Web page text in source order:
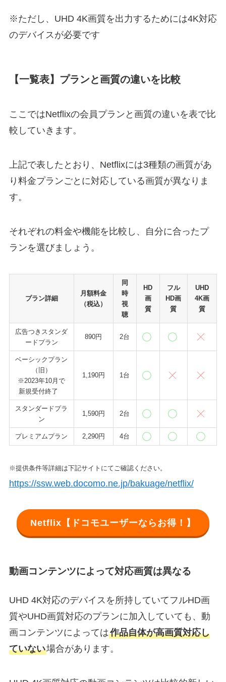
※ただし、UHD 4K画質を出力するためには4K対応
のデバイスが必要です
【一覧表】プランと画質の違いを比較
ここではNetflixの会員プランと画質の違いを表で比
較していきます。
上記で表したとおり、Netflixには3種類の画質があ
り料金プランごとに対応している画質が異なりま
す。
それぞれの料金や機能を比較し、自分に合ったプ
ランを選びましょう。
プラン詳細
月額料金
（税込）
同
時
視
聴
HD
画
質
フル
HD画
質
UHD
4K画
質
広告つきスタンダ
ードプラン
890円 2台
ベーシックプラン
（旧）
※2023年10月で
新規受付終了
1,190円 1台
スタンダードプラ
ン
1,590円 2台
プレミアムプラン 2,290円 4台
※提供条件等詳細は下記サイトにてご確認ください。
https://ssw.web.docomo.ne.jp/bakuage/netflix/
Netflix【ドコモユーザーならお得！】
動画コンテンツによって対応画質は異なる
UHD 4K対応のデバイスを所持していてフルHD画
質やUHD画質対応のプランに加入していても、動
画コンテンツによっては作品自体が高画質対応し
ていない場合があります。